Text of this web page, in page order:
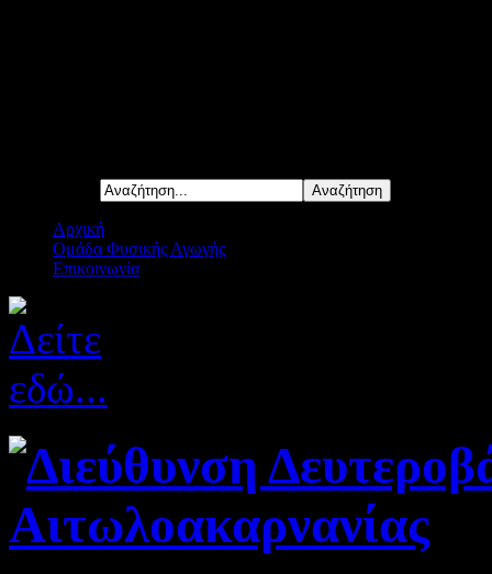
Αρχική
Ομάδα Φυσικής Αγωγής
Επικοινωνία